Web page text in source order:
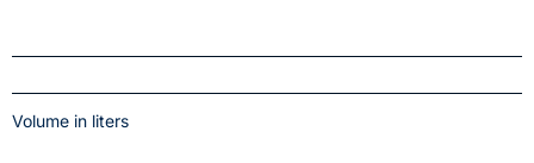
Volume in liters